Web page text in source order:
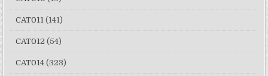
CAT011 (141)
CAT012 (54)
CAT014 (323)